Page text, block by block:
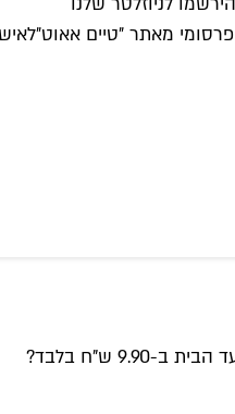
מאתר ״טיים אאוט״